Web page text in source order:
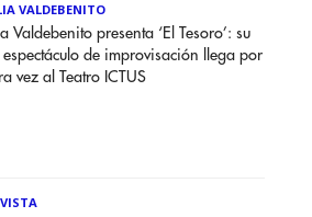
VALDEBENITO
Valdebenito presenta ‘El Tesoro’: su
espectáculo de improvisación llega por
vez al Teatro ICTUS